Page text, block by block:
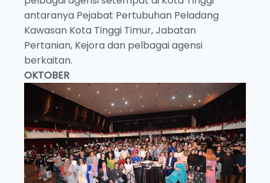
antaranya Pejabat Pertubuhan Peladang
Kawasan Kota Tinggi Timur, Jabatan
Pertanian, Kejora dan pelbagai agensi
berkaitan.
OKTOBER